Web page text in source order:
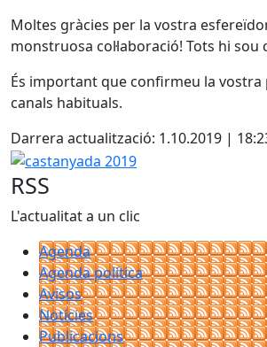
Moltes gràcies per la vostra
monstruosa col·laboració! Tots hi sou
És important que confirmeu la vostra
canals habituals.
Darrera actualització: 1.10.2019 |
castanyada 2019
RSS
L'actualitat a un clic
Agenda
Agenda política
Avisos
Notícies
Publicacions